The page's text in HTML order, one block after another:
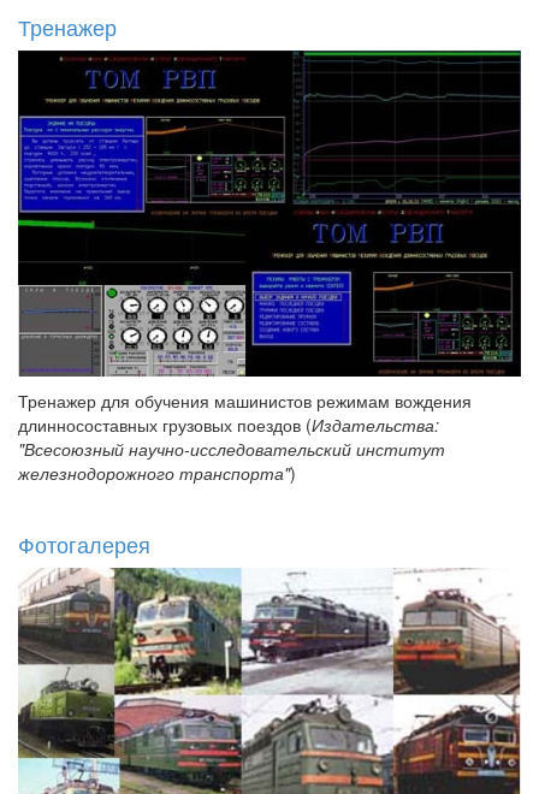
Тренажер
Тренажер для обучения машинистов режимам вождения
длинносоставных грузовых поездов (Издательства:
"Всесоюзный научно-исследовательский институт
железнодорожного транспорта")
Фотогалерея